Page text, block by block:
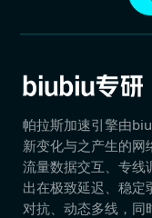
帕拉斯加速引擎由
新变化与之产生的网
流量数据交互、专线
出在极致延迟、稳定
对抗、动态多线，同